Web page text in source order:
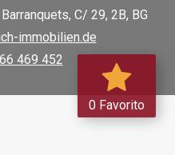
0 Favorito
C/ 29, 2B, BG
immobilien.de
469 452